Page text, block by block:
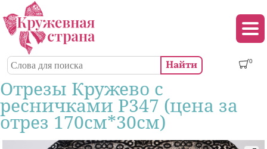
Перейти к основному содержанию
Форма поиска
Поиск 0
Отрезы Кружево с
ресничками Р347 (цена за
отрез 170см*30см)